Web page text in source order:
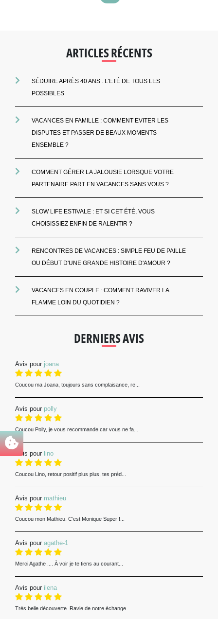
ARTICLES RÉCENTS
SÉDUIRE APRÈS 40 ANS : L'ETÉ DE TOUS LES
POSSIBLES
VACANCES EN FAMILLE : COMMENT EVITER LES
DISPUTES ET PASSER DE BEAUX MOMENTS
ENSEMBLE ?
COMMENT GÉRER LA JALOUSIE LORSQUE VOTRE
PARTENAIRE PART EN VACANCES SANS VOUS ?
SLOW LIFE ESTIVALE : ET SI CET ÉTÉ, VOUS
CHOISISSIEZ ENFIN DE RALENTIR ?
RENCONTRES DE VACANCES : SIMPLE FEU DE PAILLE
OU DÉBUT D'UNE GRANDE HISTOIRE D'AMOUR ?
VACANCES EN COUPLE : COMMENT RAVIVER LA
FLAMME LOIN DU QUOTIDIEN ?
DERNIERS AVIS
Avis pour joana
Coucou ma Joana, toujours sans complaisance, re...
Avis pour polly
Coucou Polly, je vous recommande car vous ne fa...
Avis pour lino
Coucou Lino, retour positif plus plus, tes préd...
Avis pour mathieu
Coucou mon Mathieu. C’est Monique Super !...
Avis pour agathe-1
Merci Agathe .... À voir je te tiens au courant...
Avis pour ilena
Très belle découverte. Ravie de notre échange....